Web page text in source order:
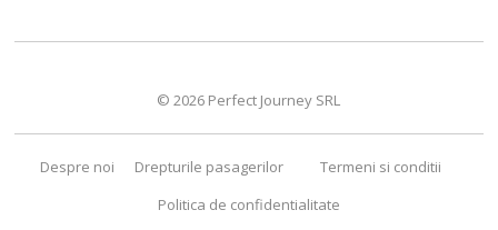
© 2026 Perfect Journey SRL
Despre noi Drepturile pasagerilor
Termeni si conditii
Politica de confidentialitate